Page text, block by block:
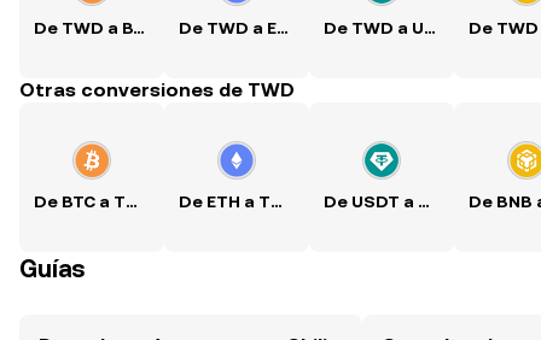
De TWD a BTC De TWD a ETH De TWD a USDT
Otras conversiones de TWD
De BTC a TWD De ETH a TWD De USDT a TWD
Guías